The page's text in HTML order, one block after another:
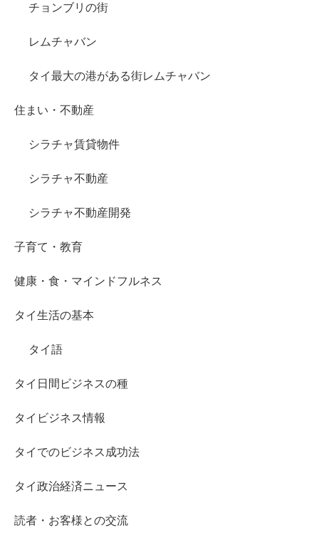
チョンブリの街
レムチャバン
タイ最大の港がある街レムチャバン
住まい・不動産
シラチャ賃貸物件
シラチャ不動産
シラチャ不動産開発
子育て・教育
健康・食・マインドフルネス
タイ生活の基本
タイ語
タイ日間ビジネスの種
タイビジネス情報
タイでのビジネス成功法
タイ政治経済ニュース
読者・お客様との交流